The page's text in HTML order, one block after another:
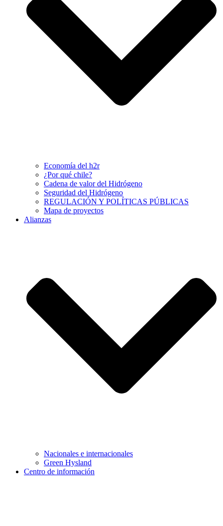
Economía del h2r
¿Por qué chile?
Cadena de valor del Hidrógeno
Seguridad del Hidrógeno
REGULACIÓN Y POLÍTICAS PÚBLICAS
Mapa de proyectos
Alianzas
Nacionales e internacionales
Green Hysland
Centro de información